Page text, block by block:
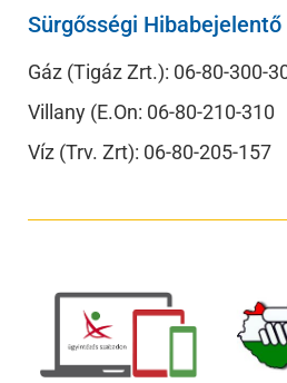
Sürgősségi Hibabejelentő
Gáz (Tigáz Zrt.): 06-80-300-
Villany (E.On: 06-80-210-310
Víz (Trv. Zrt): 06-80-205-157